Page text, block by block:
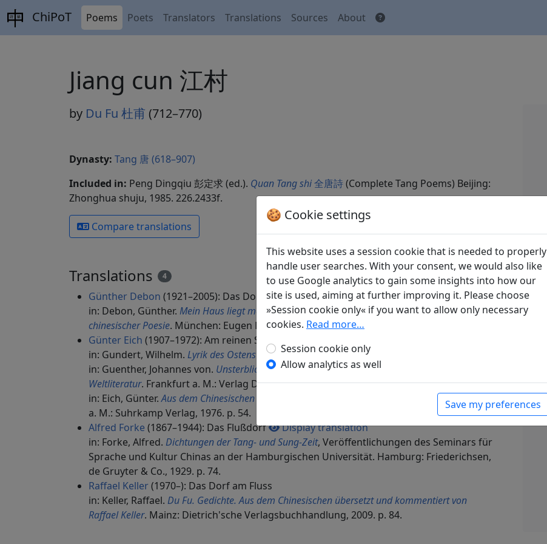
ChiPoT Poems Poets Translators Translations Sources About
Jiang cun 江村
by Du Fu 杜甫 (712–770)
Dynasty: Tang 唐 (618–907)
Included in: Peng Dingqiu 彭定求 (ed.). Quan Tang shi全唐詩(Complete Tang Poems) Beijing:
Zhonghua shuju, 1985. 226.2433f.
Compare translations
Translations 4
Günther Debon (1921–2005): Das Dorf am Fluß
in: Debon, Günther. Mein Haus liegt menschenfern, doch nah den Dingen. Dreitausend Jahre
chinesischer Poesie. München: Eugen Diederichs Verlag, 1988. p. 164.
Günter Eich (1907–1972): Am reinen Strom
in: Gundert, Wilhelm. Lyrik des Ostens . München: Carl Hanser Verlag, 1952. p. 307.
in: Guenther, Johannes von. Unsterbliches Saitenspiel. Die schönsten Gedichte der
Weltliteratur. Frankfurt a. M.: Verlag Das Goldene Vlies, 1956. p. 190.
in: Eich, Günter.Aus dem Chinesischen (1949, 1950/1951)
, Bibliothek Suhrkamp. Frankfurt
a. M.: Suhrkamp Verlag, 1976. p. 54.
Alfred Forke (1867–1944): Das Flußdorf
Display translation
in: Forke, Alfred. Dichtungen der Tang- und Sung-Zeit, Veröffentlichungen des Seminars für
Sprache und Kultur Chinas an der Hamburgischen Universität. Hamburg: Friederichsen,
de Gruyter & Co., 1929. p. 74.
Raffael Keller(1970–): Das Dorf am Fluss
in: Keller, Raffael. Du Fu. Gedichte. Aus dem Chinesischen übersetzt und kommentiert von
Raffael Keller. Mainz: Dietrich'sche Verlagsbuchhandlung, 2009. p. 84.
🍪 Cookie settings
This website uses a session cookie that is needed to properly
handle user searches. With your consent, we would also like
to use Google analytics to gain some insights into how our
site is used, aiming at further improving it. Please choose
»Session cookie only« if you want to allow only necessary
cookies. Read more…
Session cookie only
Allow analytics as well
Save my preferences